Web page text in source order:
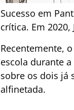
Sucesso em
crítica. Em
Recentemente,
escola durante
sobre os dois já
alfinetada.